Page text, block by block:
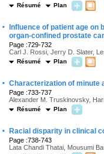
Résumé Plan
·
Influence of patient age
organ-confined prostate
Page :729-732
Carl J. Rossi, Jerry D. Slater,
Résumé Plan
· Characterization of minute
Page :733-737
Alexander M. Truskinovsky,
Résumé Plan
· Racial disparity in clinical
Page :738-743
Lata Chandi Thatai, Mousumi